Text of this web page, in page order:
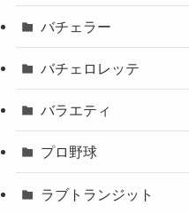
バチェラー
バチェロレッテ
バラエティ
プロ野球
ラブトランジット